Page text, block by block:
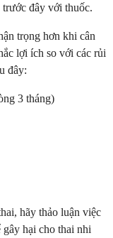
đây với thuốc.
trọng hơn khi cân
lợi ích so với các rủi
đây:
3 tháng)
hãy thảo luận việc
hại cho thai nhi